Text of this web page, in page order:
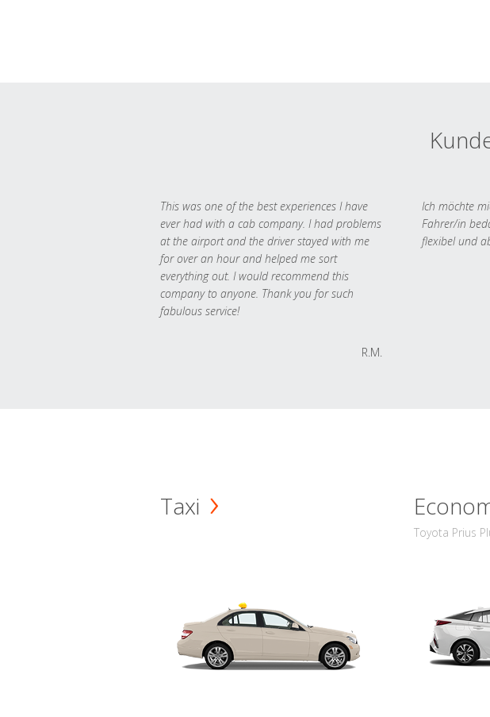
This was one of the best experiences I have
ever had with a cab company. I had problems
at the airport and the driver stayed with me
for over an hour and helped me sort
everything out. I would recommend this
company to anyone. Thank you for such
fabulous service!
R.M.
Ich möchte
Fahrer/in
flexibel und
Taxi
Toyota Prius